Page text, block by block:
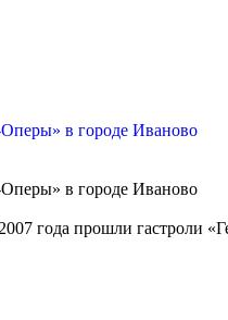
в городе Иваново
в городе Иваново
года прошли гастроли